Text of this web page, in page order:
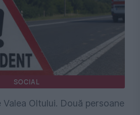
SOCIAL
Oltului. Două persoane